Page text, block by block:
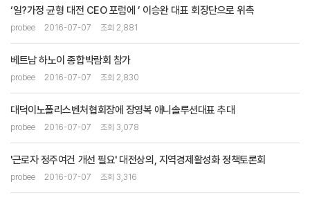
‘일?가정 균형 대전 CEO 포럼에 ’ 이승완 대표 회장단으로 위촉
probee 2016-07-07 조회 2,881
베트남 하노이 종합박람회 참가
probee 2016-07-07 조회 2,830
대덕이노폴리스벤처협회장에 장영복 애니솔루션대표 추대
probee 2016-07-07 조회 3,078
'근로자 정주여건 개선 필요' 대전상의, 지역경제활성화 정책토론회
probee 2016-07-07 조회 3,316